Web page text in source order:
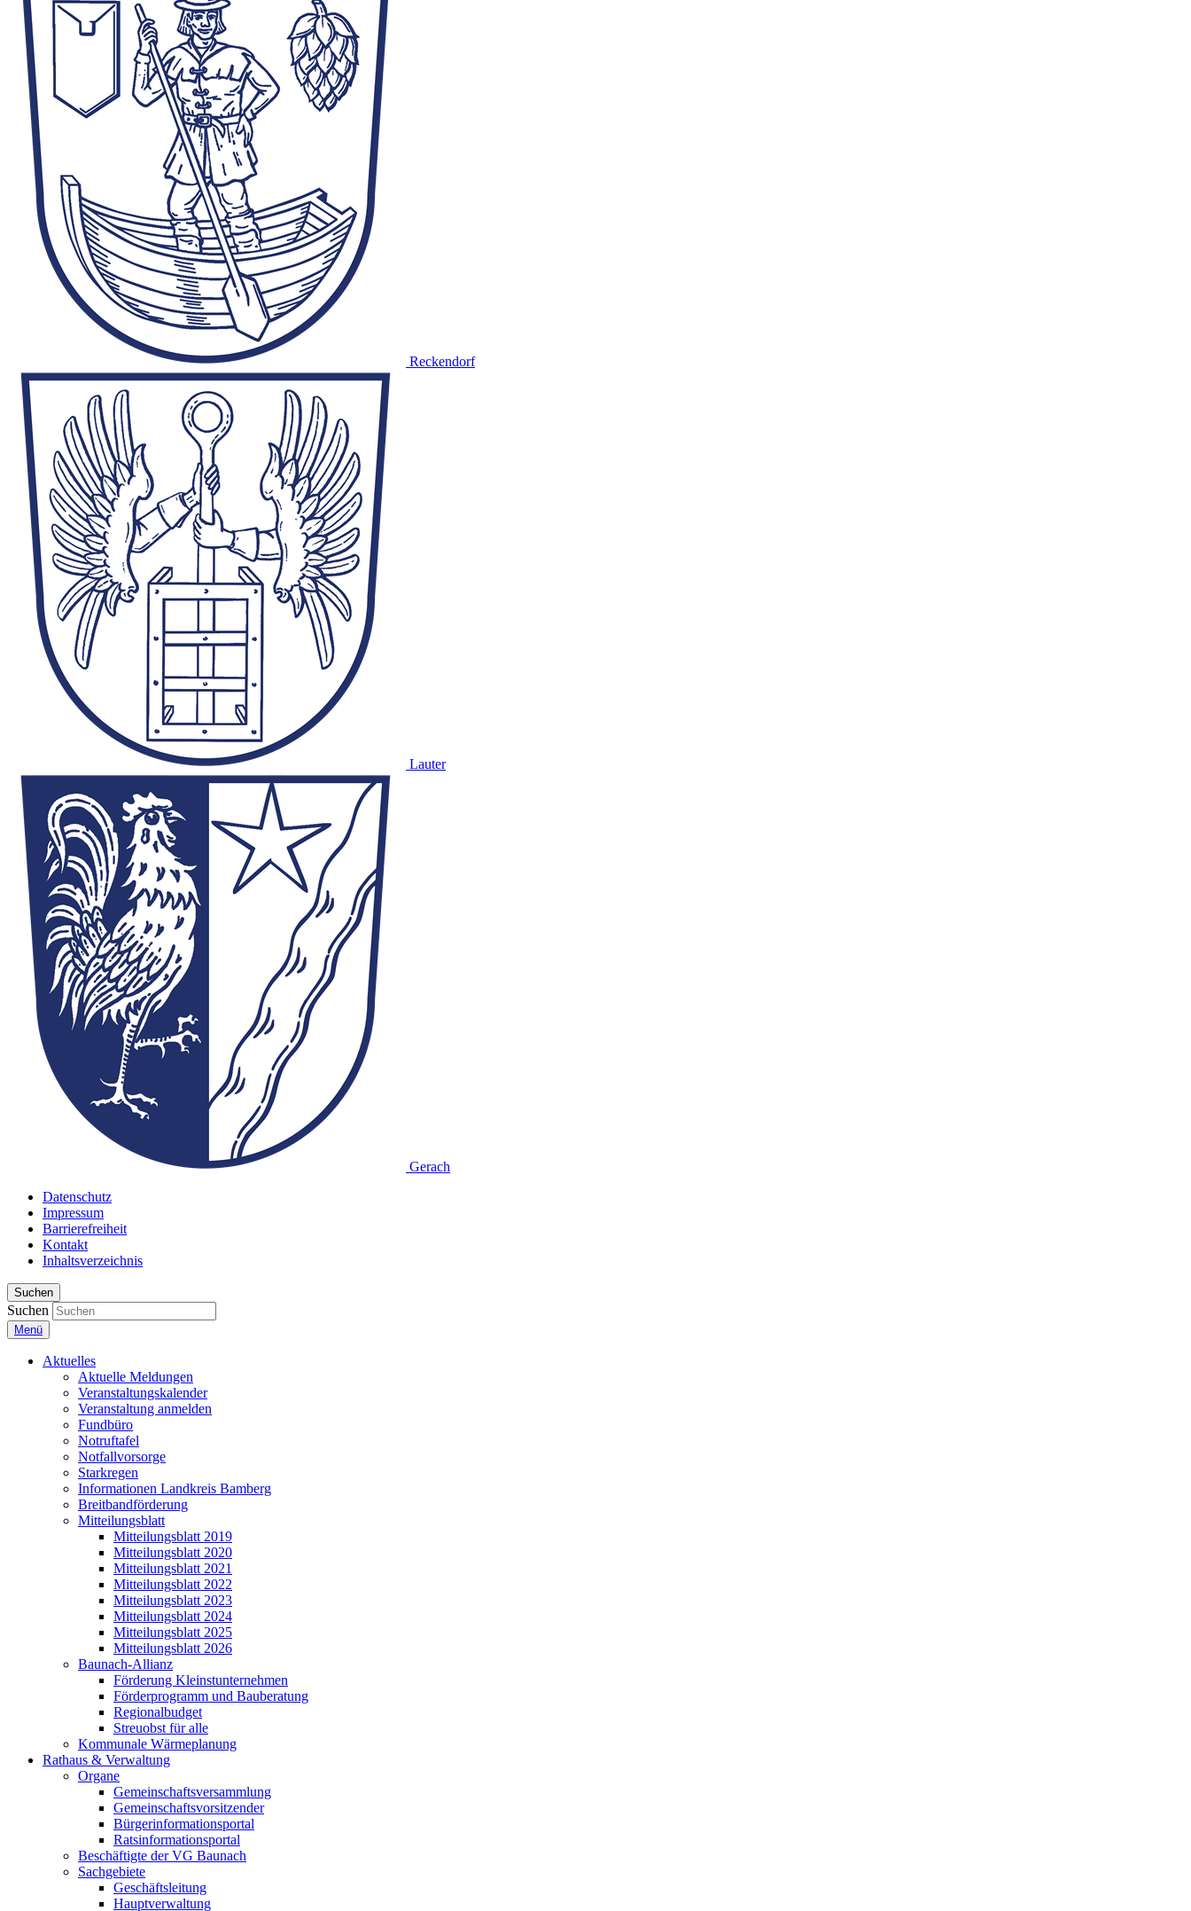
Reckendorf
Lauter
Gerach
Datenschutz
Impressum
Barrierefreiheit
Kontakt
Inhaltsverzeichnis
Suchen
Suchen
Menü
Aktuelles
Aktuelle Meldungen
Veranstaltungskalender
Veranstaltung anmelden
Fundbüro
Notruftafel
Notfallvorsorge
Starkregen
Informationen Landkreis Bamberg
Breitbandförderung
Mitteilungsblatt
Mitteilungsblatt 2019
Mitteilungsblatt 2020
Mitteilungsblatt 2021
Mitteilungsblatt 2022
Mitteilungsblatt 2023
Mitteilungsblatt 2024
Mitteilungsblatt 2025
Mitteilungsblatt 2026
Baunach-Allianz
Förderung Kleinstunternehmen
Förderprogramm und Bauberatung
Regionalbudget
Streuobst für alle
Kommunale Wärmeplanung
Rathaus & Verwaltung
Organe
Gemeinschaftsversammlung
Gemeinschaftsvorsitzender
Bürgerinformationsportal
Ratsinformationsportal
Beschäftigte der VG Baunach
Sachgebiete
Geschäftsleitung
Hauptverwaltung